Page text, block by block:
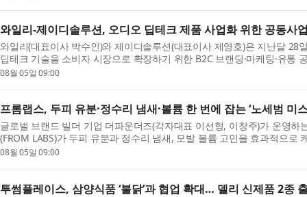
와일리-제이디솔루션, 오디오 딥테크 제품 사업화 위한 공동사
와일리(대표이사 박수인)와 제이디솔루션(대표이사 제영호)은 지난달 28
딥테크 기술을 소비자 시장으로 확장하기 위한 B2C 브랜딩·마케팅·유통
밝혔다. 이...
08월 05일 09:00
프롬랩스, 두피 유분·정수리 냄새·볼륨 한 번에 잡는 ‘노세범 미
글로벌 브랜드 빌더 기업 더파운더즈(각자대표 이선형, 이창주)가 운영하
(FROM LABS)가 두피 유분과 정수리 냄새, 모발 볼륨 고민을 효과적으로
라이 샴...
08월 05일 09:00
투썸플레이스, 삼양식품 ‘불닭’과 협업 확대… 델리 신제품 2종